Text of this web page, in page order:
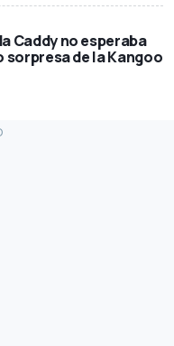
Caddy no esperaba
sorpresa de la Kangoo